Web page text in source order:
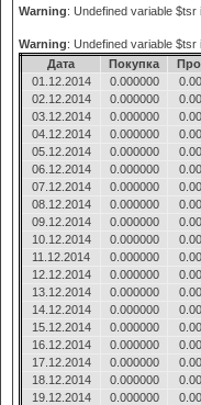
Warning: Undefined variable $tsr
Warning: Undefined variable $tsr
Дата
Покупка
01.12.2014
0.000000
02.12.2014
0.000000
03.12.2014
0.000000
04.12.2014
0.000000
05.12.2014
0.000000
06.12.2014
0.000000
07.12.2014
0.000000
08.12.2014
0.000000
09.12.2014
0.000000
10.12.2014
0.000000
11.12.2014
0.000000
12.12.2014
0.000000
13.12.2014
0.000000
14.12.2014
0.000000
15.12.2014
0.000000
16.12.2014
0.000000
17.12.2014
0.000000
18.12.2014
0.000000
19.12.2014
0.000000